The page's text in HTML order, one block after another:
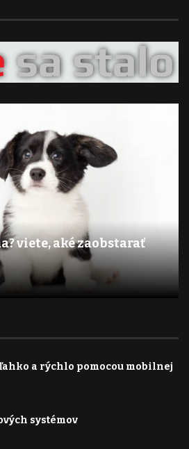
viete, aké zaobstarať
a rýchlo pomocou mobilnej
systémov